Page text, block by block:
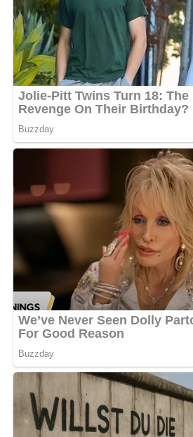
Die Konfitüre kann in einem kühlen,
einem Jahr aufbewahrt werden.
sie im Kühlschrank gelagert und
Wochen verbraucht werden.
Nährwerte
Pro Portion (bei 6 Portionen):
Kalorien: 240 kcal
Eiweiß: 0,4 g
Fett: 0,1 g
Kohlenhydrate: 60 g
Tipps für Diabetiker
Für Diabetiker kann der Zucker
Zuckeralternative ersetzt werden. Es
Gelierzucker-Alternativen, die auch
sind.
Rezepttipps:
Die Konfitüre kann